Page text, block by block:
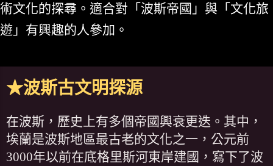
術文化的探尋。適合對「波斯帝國」與「文化旅
遊」有興趣的人參加。
★波斯古文明探源
在波斯，歷史上有多個帝國興衰更迭。其中，
埃蘭是波斯地區最古老的文化之一，公元前
3000年以前在底格里斯河東岸建國，寫下了波